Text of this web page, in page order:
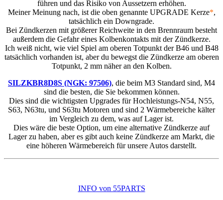
führen und das Risiko von Aussetzern erhöhen.
Meiner Meinung nach, ist die oben genannte UPGRADE Kerze*,
tatsächlich ein Downgrade.
Bei Zündkerzen mit größerer Reichweite in den Brennraum besteht
außerdem die Gefahr eines Kolbenkontakts mit der Zündkerze.
Ich weiß nicht, wie viel Spiel am oberen Totpunkt der B46 und B48
tatsächlich vorhanden ist, aber du bewegst die Zündkerze am oberen
Totpunkt, 2 mm näher an den Kolben.
SILZKBR8D8S (NGK: 97506), die beim M3 Standard sind, M4
sind die besten, die Sie bekommen können.
Dies sind die wichtigsten Upgrades für Hochleistungs-N54, N55,
S63, N63tu, und S63tu Motoren und sind 2 Wärmebereiche kälter
im Vergleich zu dem, was auf Lager ist.
Dies wäre die beste Option, um eine alternative Zündkerze auf
Lager zu haben, aber es gibt auch keine Zündkerze am Markt, die
eine höheren Wärmebereich für unsere Autos darstellt.
INFO von 55PARTS